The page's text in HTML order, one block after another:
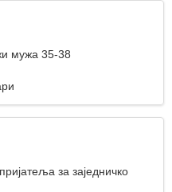
мужа 35-38
за заједничко